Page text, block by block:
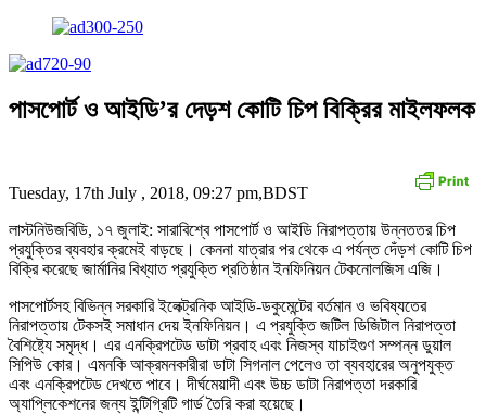
পাসপোর্ট ও আইডি’র দেড়শ কোটি চিপ বিক্রির মাইলফলক
Tuesday, 17th July , 2018, 09:27 pm,BDST
লাস্টনিউজবিডি, ১৭ জুলাই: সারাবিশ্বে পাসপোর্ট ও আইডি নিরাপত্তায় উন্নততর চিপ
প্রযুক্তির ব্যবহার ক্রমেই বাড়ছে। কেননা যাত্রার পর থেকে এ পর্যন্ত দেঁড়শ কোটি চিপ
বিক্রি করেছে জার্মানির বিখ্যাত প্রযুক্তি প্রতিষ্ঠান ইনফিনিয়ন টেকনোলজিস এজি।
পাসপোর্টসহ বিভিন্ন সরকারি ইলেক্ট্রনিক আইডি-ডকুমেন্টের বর্তমান ও ভবিষ্যতের
নিরাপত্তায় টেকসই সমাধান দেয় ইনফিনিয়ন। এ প্রযুক্তি জটিল ডিজিটাল নিরাপত্তা
বৈশিষ্ট্যে সমৃদ্ধ। এর এনক্রিপটেড ডাটা প্রবাহ এবং নিজস্ব যাচাইগুণ সম্পন্ন ডুয়াল
সিপিউ কোর। এমনকি আক্রমনকারীরা ডাটা সিগনাল পেলেও তা ব্যবহারের অনুপযুক্ত
এবং এনক্রিপটেড দেখতে পাবে। দীর্ঘমেয়াদী এবং উচ্চ ডাটা নিরাপত্তা দরকারি
অ্যাপ্লিকেশনের জন্য ইন্টিগ্রিটি গার্ড তৈরি করা হয়েছে।